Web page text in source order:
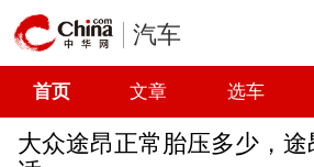
汽车
首页 文章 选车
大众途昂正常胎压多少，